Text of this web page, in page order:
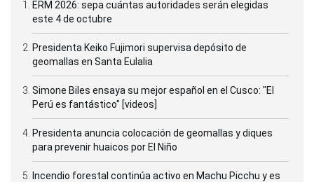
ERM 2026: sepa cuántas autoridades serán elegidas
este 4 de octubre
Presidenta Keiko Fujimori supervisa depósito de
geomallas en Santa Eulalia
Simone Biles ensaya su mejor español en el Cusco: "El
Perú es fantástico" [videos]
Presidenta anuncia colocación de geomallas y diques
para prevenir huaicos por El Niño
Incendio forestal continúa activo en Machu Picchu y es